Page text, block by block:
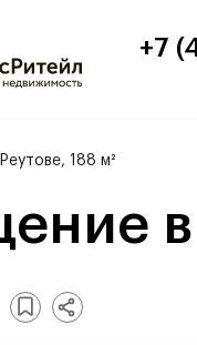
+7
188 м²